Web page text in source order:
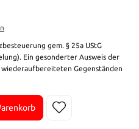
gem. § 25a UStG
Ein gesonderter Ausweis der
Gegenständen